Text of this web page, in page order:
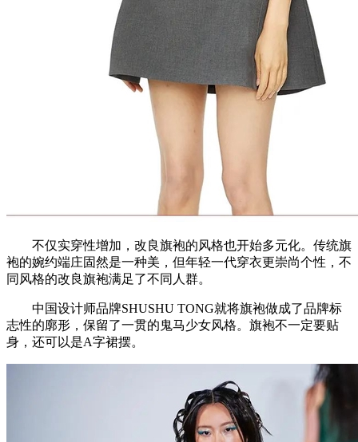
不仅实穿性增加，改良旗袍的风格也开始多元化。传统旗
袍的婉约端庄固然是一种美，但年轻一代穿衣更崇尚个性，不
同风格的改良旗袍满足了不同人群。
中国设计师品牌SHUSHU TONG就将旗袍做成了品牌标
志性的廓形，保留了一贯的鬼马少女风格。旗袍不一定要贴
身，还可以是A字裙摆。